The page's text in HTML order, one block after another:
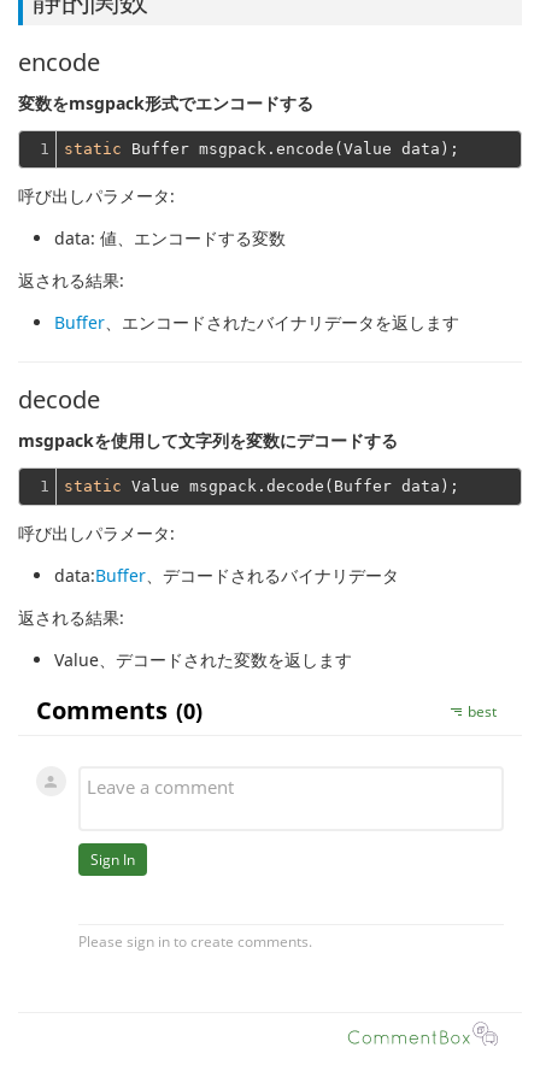
encode
変数をmsgpack形式でエンコードする
1 static
呼び出しパラメータ:
data: 値、エンコードする変数
返される結果:
Buffer、エンコードされたバイナリデータを返します
decode
msgpackを使用して文字列を変数にデコードする
1 static
呼び出しパラメータ:
data:Buffer、デコードされるバイナリデータ
返される結果:
Value、デコードされた変数を返します